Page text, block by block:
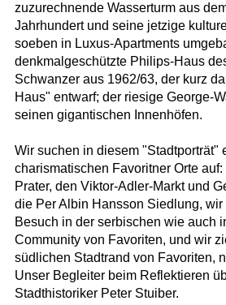
zuzurechnende Wasserturm aus
Jahrhundert und seine jetzige
soeben in Luxus-Apartments
denkmalgeschützte Philips-Haus
Schwanzer aus 1962/63, der kurz
Haus" entwarf; der riesige George-
seinen gigantischen Innenhöfen.
Wir suchen in diesem "Stadtporträt"
charismatischen Favoritner Orte
Prater, den Viktor-Adler-Markt und
die Per Albin Hansson Siedlung,
Besuch in der serbischen wie auch
Community von Favoriten, und wir
südlichen Stadtrand von Favoriten,
Unser Begleiter beim Reflektieren
Stadthistoriker Peter Stuiber.